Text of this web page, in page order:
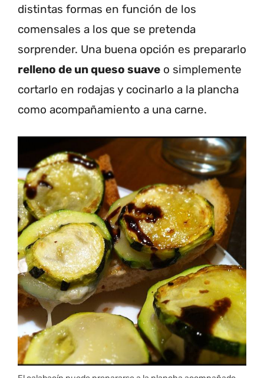
distintas formas en función de los
comensales a los que se pretenda
sorprender. Una buena opción es prepararlo
relleno de un queso suave o simplemente
cortarlo en rodajas y cocinarlo a la plancha
como acompañamiento a una carne.